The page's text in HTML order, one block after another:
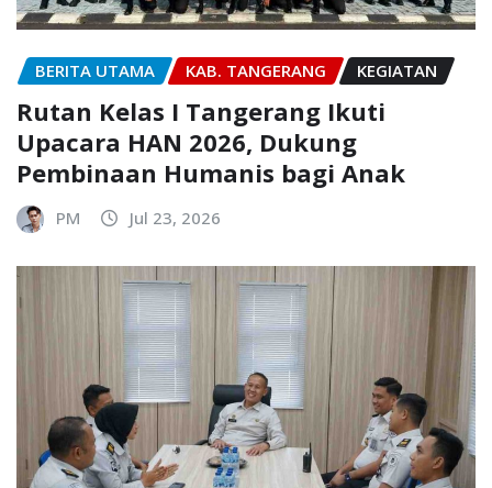
BERITA UTAMA KAB. TANGERANG KEGIATAN
Rutan Kelas I Tangerang Ikuti
Upacara HAN 2026, Dukung
Pembinaan Humanis bagi Anak
PM Jul 23, 2026